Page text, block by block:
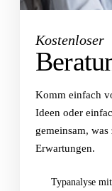
Kostenloser
Komm einfach
Ideen oder
gemeinsam,
Erwartungen.
Typanalyse